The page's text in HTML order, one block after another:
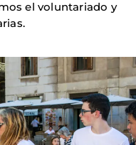
el voluntariado y